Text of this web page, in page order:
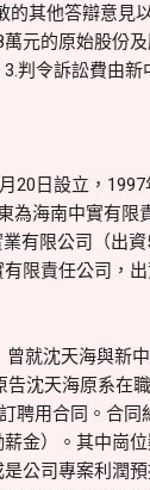
其他答辯意見
元的原始股份
判令訴訟費由新
20日設立，
海南中實有限
有限公司（出
限責任公司，
就沈天海與新
告沈天海原系在
聘用合同。合同
金）。其中崗
公司專案利潤